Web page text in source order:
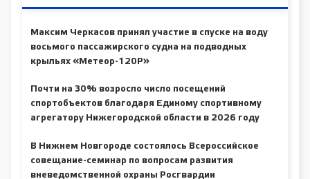
Максим Черкасов принял участие в спуске на воду
восьмого пассажирского судна на подводных
крыльях «Метеор-120Р»
Почти на 30% возросло число посещений
спортобъектов благодаря Единому спортивному
агрегатору Нижегородской области в 2026 году
В Нижнем Новгороде состоялось Всероссийское
совещание-семинар по вопросам развития
вневедомственной охраны Росгвардии